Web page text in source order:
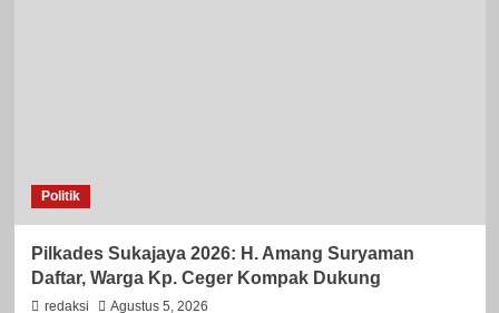
Politik
Pilkades Sukajaya 2026: H. Amang Suryaman
Daftar, Warga Kp. Ceger Kompak Dukung
redaksi Agustus 5, 2026